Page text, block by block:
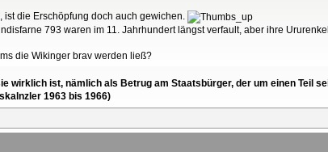
die Erschöpfung doch auch gewichen.
793 waren im 11. Jahrhundert längst verfault, aber ihre
die Wikinger brav werden ließ?
wirklich ist, nämlich als Betrug am Staatsbürger, der um einen Teil
1963 bis 1966)